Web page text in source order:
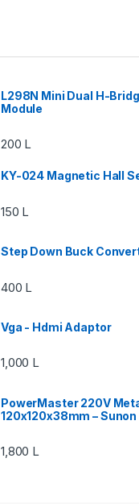
L298N Mini Dual H-
Module
200 L
KY-024 Magnetic Hall
150 L
Step Down Buck
400 L
Vga - Hdmi Adaptor
1,000 L
PowerMaster 220V
120x120x38mm –
1,800 L